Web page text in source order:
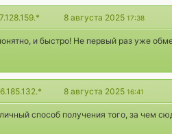
8 августа 2025 17:38
и быстро! Не первый раз уже
8 августа 2025 16:41
способ получения того, за чем